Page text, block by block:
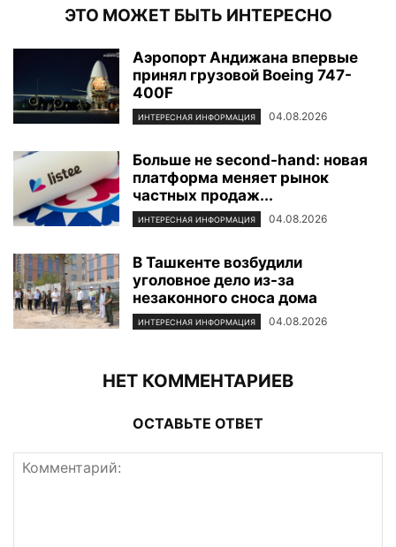
ЭТО МОЖЕТ БЫТЬ ИНТЕРЕСНО
Аэропорт Андижана впервые
принял грузовой Boeing 747-
400F
ИНТЕРЕСНАЯ ИНФОРМАЦИЯ 04.08.2026
Больше не second-hand: новая
платформа меняет рынок
частных продаж...
ИНТЕРЕСНАЯ ИНФОРМАЦИЯ 04.08.2026
В Ташкенте возбудили
уголовное дело из-за
незаконного сноса дома
ИНТЕРЕСНАЯ ИНФОРМАЦИЯ 04.08.2026
НЕТ КОММЕНТАРИЕВ
ОСТАВЬТЕ ОТВЕТ